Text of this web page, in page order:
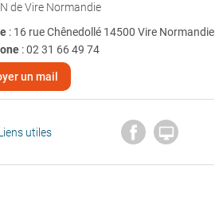
de Vire Normandie
: 16 rue Chênedollé 14500 Vire Normandie
:02 31 66 49 74
un mail
utiles 